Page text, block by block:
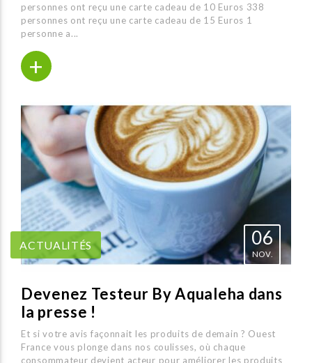
personnes ont reçu une carte cadeau de 10 Euros 338
personnes ont reçu une carte cadeau de 15 Euros 1
personne a...
+
ACTUALITÉS 06
NOV.
Devenez Testeur By Aqualeha dans
la presse !
Et si votre avis façonnait les produits de demain ? Ouest
France vous plonge dans nos coulisses, où chaque
consommateur devient acteur pour améliorer les produits